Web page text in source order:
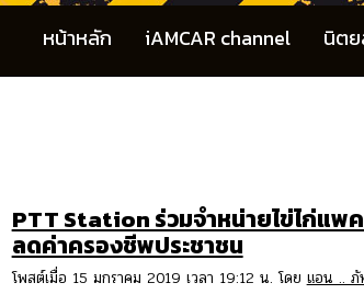
หน้าหลัก iAMCAR channel นิต
PTT Station ร่วมจำหน่ายไข่ไก่แพ
ลดค่าครองชีพประชาชน
โพสต์เมื่อ 15 มกราคม 2019 เวลา 19:12 น. โดย แอน .. ภั